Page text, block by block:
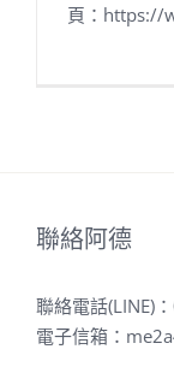
頁：
聯絡阿德
聯絡電話(LINE)：
電子信箱：